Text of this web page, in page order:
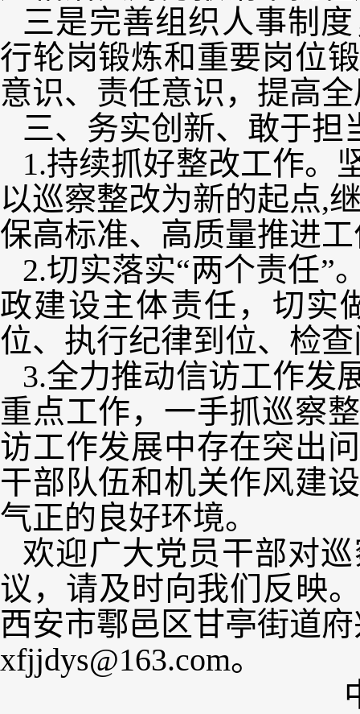
三是完善组织人事制
行轮岗锻炼和重要岗位
意识、责任意识，提高
三、务实创新、敢于担
1.持续抓好整改工作。
以巡察整改为新的起点,
保高标准、高质量推进
2.切实落实“两个责任”
政建设主体责任，切实
位、执行纪律到位、检
3.全力推动信访工作发
重点工作，一手抓巡察
访工作发展中存在突出
干部队伍和机关作风建
气正的良好环境。
欢迎广大党员干部对
议，请及时向我们反映
西安市鄠邑区甘亭街道
xfjjdys@163.com。
中共西安市